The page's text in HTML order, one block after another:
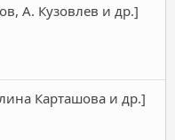
А. Кузовлев и др.]
Карташова и др.]